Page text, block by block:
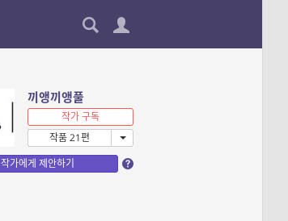
끼앵끼앵풀
작가 구독
작품 21편
작가에게 제안하기